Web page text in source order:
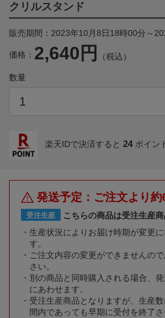
クリルスタンド
販売期間：2023年10月8日18時00分～
価格： 2,640円 （税込）
数量
楽天IDで決済すると 24 ポイン
発送予定：ご注文より
受注生産
こちらの商品は受注生産商
生産状況によりお届け時期が変更
す。
ご注文内容の変更ができませんの
さい。
別の商品と同時購入される場合、
にあわせます。
受注生産商品となりますが、生産
間内であっても早期に受付を終了